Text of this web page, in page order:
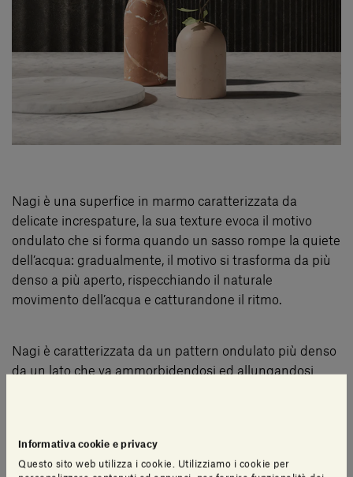
Informativa cookie e privacy
Questo sito web utilizza i cookie. Utilizziamo i cookie per
Nagi è una superfice in marmo caratterizzata da
delicate increspature, la sua texture evoca il motivo
ondulato che si forma quando un sasso rompe la quiete
dell’acqua: gradualmente, il motivo si trasforma da più
denso a più aperto, rispecchiando il naturale
movimento dell’acqua e catturandone il ritmo.
Nagi è caratterizzata da un pattern ondulato più denso
da un lato che va ammorbidendosi ed allungandosi
altezza, ciò permette di accoppiarle in modi diversi. Il
risultato è un gioco di sinuose tridimensionalità, un